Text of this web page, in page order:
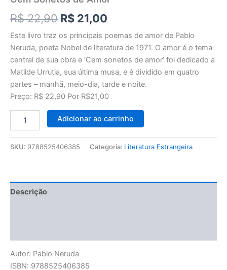
R$22,90 R$ 21,00
Este livro traz os principais poemas de amor de Pablo
Neruda, poeta Nobel de literatura de 1971. O amor é o tema
central de sua obra e ‘Cem sonetos de amor’ foi dedicado a
Matilde Urrutia, sua última musa, e é dividido em quatro
partes – manhã, meio-dia, tarde e noite.
Preço: R$ 22,90 Por R$21,00
Adicionar ao carrinho
SKU: 9788525406385 Categoria: Literatura Estrangeira
Descrição
Autor: Pablo Neruda
ISBN: 9788525406385